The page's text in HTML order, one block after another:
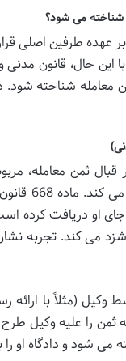
شناخته می شود؟
عهده طرفین اصلی
این حال، قانون
شناخته
ثمن معامله،
خریدار
او دریافت کرده
می کند. تجربه
(مثلاً با ارائه
را علیه وکیل
می شود و دادگاه او